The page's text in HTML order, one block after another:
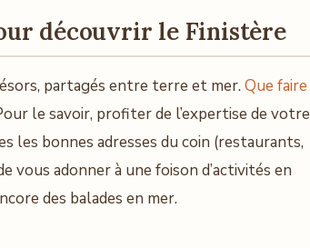
découvrir le Finistère
partagés entre terre et mer.Que faire
le savoir, profiter de l’expertise de votre
les bonnes adresses du coin (restaurants,
vous adonner à une foison d’activités en
des balades en mer.